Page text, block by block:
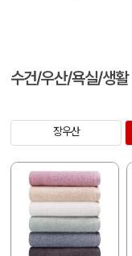
수건/우산/욕실/생활
장우산